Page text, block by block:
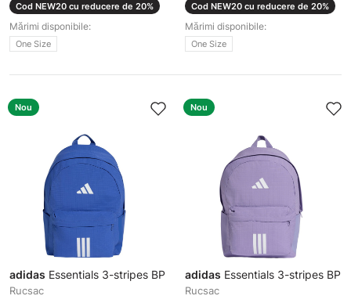
Cod NEW20 cu reducere de 20%
Mărimi disponibile:
One Size
Cod NEW20 cu reducere de 20%
Mărimi disponibile:
One Size
Nou
adidas Essentials 3-stripes BP
Rucsac
Nou
adidas Essentials 3-stripes BP
Rucsac